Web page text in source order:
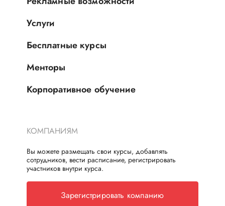
Услуги
Бесплатные курсы
Менторы
Корпоративное обучение
КОМПАНИЯМ
Вы можете размещать свои курсы, добавлять
сотрудников, вести расписание, регистрировать
участников внутри курса.
Зарегистрировать компанию